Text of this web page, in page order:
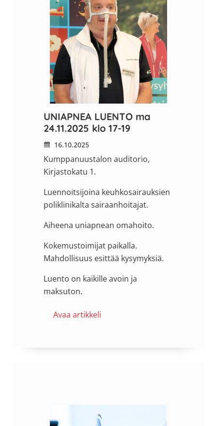
UNIAPNEA LUENTO ma
24.11.2025 klo 17-19
16.10.2025
Kumppanuustalon auditorio,
Kirjastokatu 1.
Luennoitsijoina keuhkosairauksien
poliklinikalta sairaanhoitajat.
Aiheena uniapnean omahoito.
Kokemustoimijat paikalla.
Mahdollisuus esittää kysymyksiä.
Luento on kaikille avoin ja
maksuton.
Avaa artikkeli